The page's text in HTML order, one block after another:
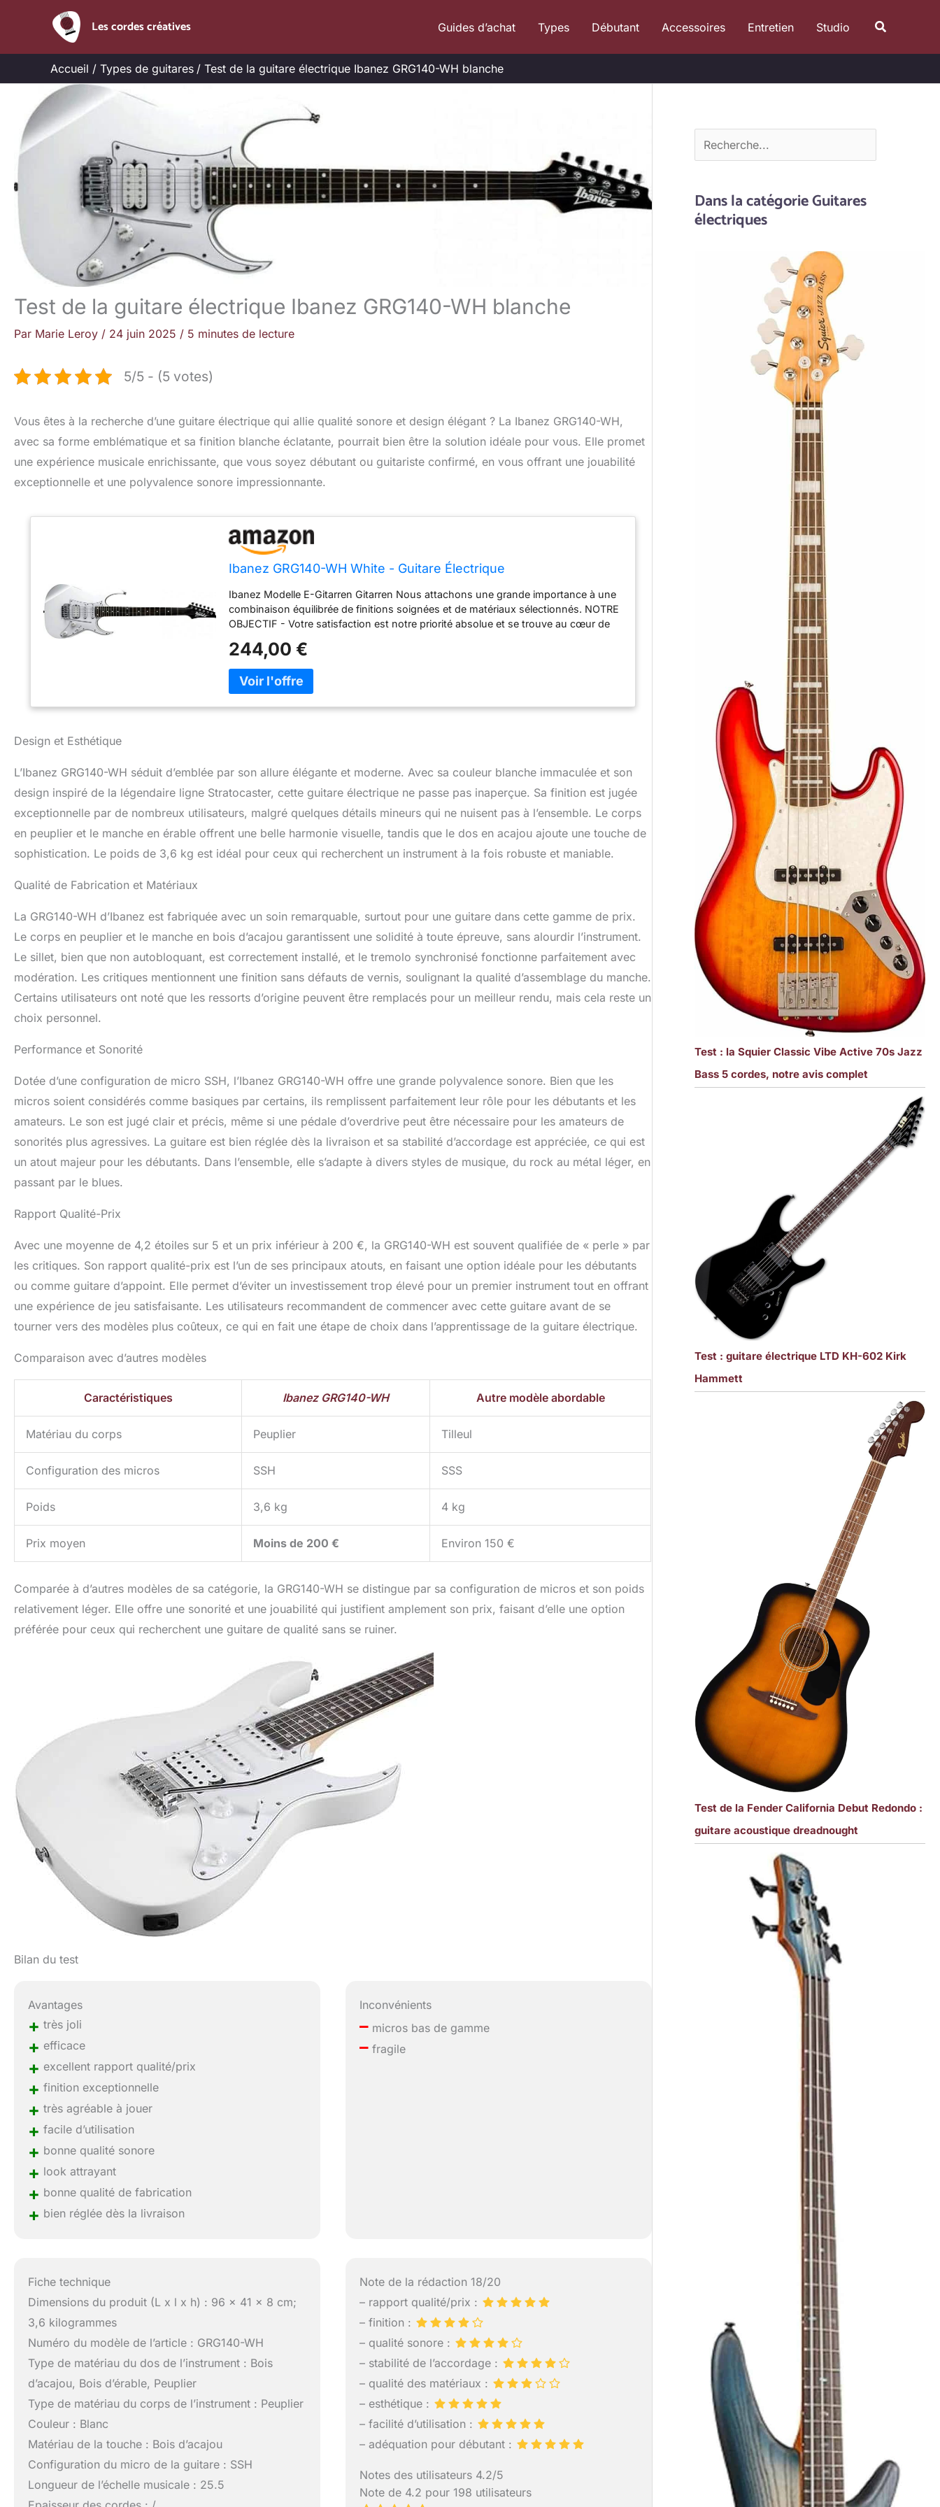
Les cordes créatives Guides d’achat Types Débutant Accessoires Entretien Studio
Accueil Types de guitares Test de la guitare électrique Ibanez GRG140-WH blanche
Test de la guitare électrique Ibanez GRG140-WH blanche
Par Marie Leroy / 24 juin 2025 / 5 minutes de lecture
5/5 - (5 votes)
Vous êtes à la recherche d’une guitare électrique qui allie qualité sonore et design élégant ? La Ibanez GRG140-WH,
avec sa forme emblématique et sa finition blanche éclatante, pourrait bien être la solution idéale pour vous. Elle promet
une expérience musicale enrichissante, que vous soyez débutant ou guitariste confirmé, en vous offrant une jouabilité
exceptionnelle et une polyvalence sonore impressionnante.
Ibanez GRG140-WH White - Guitare Électrique
Ibanez Modelle E-Gitarren Gitarren Nous attachons une grande importance à une
combinaison équilibrée de finitions soignées et de matériaux sélectionnés. NOTRE
OBJECTIF - Votre satisfaction est notre priorité absolue et se trouve au cœur de
244,00 €
Design et Esthétique
L’Ibanez GRG140-WH séduit d’emblée par son allure élégante et moderne. Avec sa couleur blanche immaculée et son
design inspiré de la légendaire ligne Stratocaster, cette guitare électrique ne passe pas inaperçue. Sa finition est jugée
exceptionnelle par de nombreux utilisateurs, malgré quelques détails mineurs qui ne nuisent pas à l’ensemble. Le corps
en peuplier et le manche en érable offrent une belle harmonie visuelle, tandis que le dos en acajou ajoute une touche de
sophistication. Le poids de 3,6 kg est idéal pour ceux qui recherchent un instrument à la fois robuste et maniable.
Qualité de Fabrication et Matériaux
La GRG140-WH d’Ibanez est fabriquée avec un soin remarquable, surtout pour une guitare dans cette gamme de prix.
Le corps en peuplier et le manche en bois d’acajou garantissent une solidité à toute épreuve, sans alourdir l’instrument.
Le sillet, bien que non autobloquant, est correctement installé, et le tremolo synchronisé fonctionne parfaitement avec
modération. Les critiques mentionnent une finition sans défauts de vernis, soulignant la qualité d’assemblage du manche.
Certains utilisateurs ont noté que les ressorts d’origine peuvent être remplacés pour un meilleur rendu, mais cela reste un
choix personnel.
Performance et Sonorité
Dotée d’une configuration de micro SSH, l’Ibanez GRG140-WH offre une grande polyvalence sonore. Bien que les
micros soient considérés comme basiques par certains, ils remplissent parfaitement leur rôle pour les débutants et les
amateurs. Le son est jugé clair et précis, même si une pédale d’overdrive peut être nécessaire pour les amateurs de
sonorités plus agressives. La guitare est bien réglée dès la livraison et sa stabilité d’accordage est appréciée, ce qui est
un atout majeur pour les débutants. Dans l’ensemble, elle s’adapte à divers styles de musique, du rock au métal léger, en
passant par le blues.
Rapport Qualité-Prix
Avec une moyenne de 4,2 étoiles sur 5 et un prix inférieur à 200 €, la GRG140-WH est souvent qualifiée de « perle » par
les critiques. Son rapport qualité-prix est l’un de ses principaux atouts, en faisant une option idéale pour les débutants
ou comme guitare d’appoint. Elle permet d’éviter un investissement trop élevé pour un premier instrument tout en offrant
une expérience de jeu satisfaisante. Les utilisateurs recommandent de commencer avec cette guitare avant de se
tourner vers des modèles plus coûteux, ce qui en fait une étape de choix dans l’apprentissage de la guitare électrique.
Comparaison avec d’autres modèles
Caractéristiques Ibanez GRG140-WH Autre modèle abordable
Matériau du corps Peuplier Tilleul
Configuration des micros SSH SSS
Poids 3,6 kg 4 kg
Prix moyen Moins de 200 € Environ 150 €
Comparée à d’autres modèles de sa catégorie, la GRG140-WH se distingue par sa configuration de micros et son poids
relativement léger. Elle offre une sonorité et une jouabilité qui justifient amplement son prix, faisant d’elle une option
préférée pour ceux qui recherchent une guitare de qualité sans se ruiner.
Bilan du test
Avantages
+ très joli
+ efficace
+ excellent rapport qualité/prix
+ finition exceptionnelle
+ très agréable à jouer
+ facile d’utilisation
+ bonne qualité sonore
+ look attrayant
+ bonne qualité de fabrication
+ bien réglée dès la livraison
Inconvénients
– micros bas de gamme
– fragile
Fiche technique
Dimensions du produit (L x l x h) : 96 x 41 x 8 cm;
3,6 kilogrammes
Numéro du modèle de l’article : GRG140-WH
Type de matériau du dos de l’instrument : Bois
d’acajou, Bois d’érable, Peuplier
Type de matériau du corps de l’instrument : Peuplier
Couleur : Blanc
Matériau de la touche : Bois d’acajou
Configuration du micro de la guitare : SSH
Longueur de l’échelle musicale : 25.5
Note de la rédaction 18/20
– rapport qualité/prix :
– finition :
– qualité sonore :
– stabilité de l’accordage :
– qualité des matériaux :
– esthétique :
– facilité d’utilisation :
– adéquation pour débutant :
Notes des utilisateurs 4.2/5
Note de 4.2 pour 198 utilisateurs
e
c
r
Dans la catégorie Guitares
électriques
Test : la Squier Classic Vibe Active 70s Jazz
Bass 5 cordes, notre avis complet
Test : guitare électrique LTD KH-602 Kirk
Hammett
Test de la Fender California Debut Redondo :
guitare acoustique dreadnought